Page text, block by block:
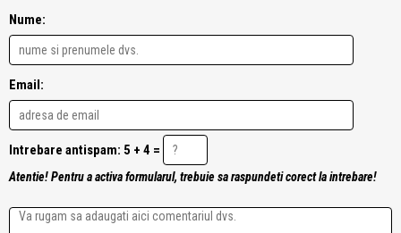
Nume:
Email:
Intrebare antispam: 5 + 4 =
Atentie! Pentru a activa formularul, trebuie sa raspundeti corect la intrebare!